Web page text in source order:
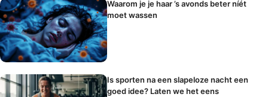
Waarom je je haar ’s avonds beter níét
moet wassen
Is sporten na een slapeloze nacht een
goed idee? Laten we het eens